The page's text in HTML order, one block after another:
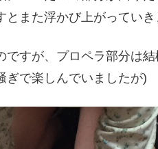
また浮かび上がっていき
ですが、プロペラ部分は
ぎで楽しんでいましたが)